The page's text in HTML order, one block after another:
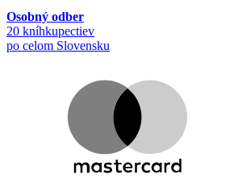
Osobný odber
20 kníhkupectiev
po celom Slovensku